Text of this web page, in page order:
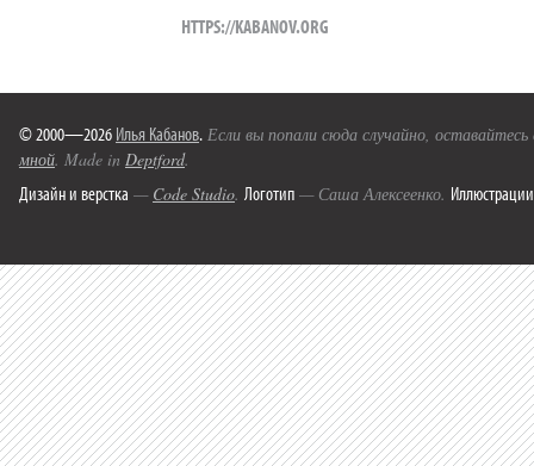
HTTPS://KABANOV.ORG
© 2000—2026 Илья Кабанов. Если вы попали сюда случайно,
мной. Made in Deptford.
Дизайн и верстка — Code Studio. Логотип — Саша Алексеенко. Иллюстрации